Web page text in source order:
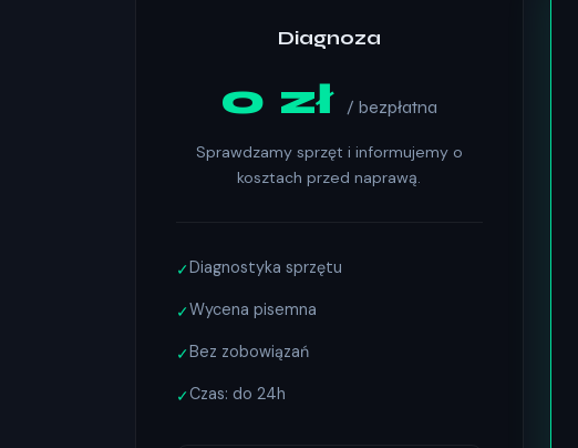
Diagnoza
0 zł/ bezpłatna
Sprawdzamy sprzęt i informujemy o
kosztach przed naprawą.
✓Diagnostyka sprzętu
✓Wycena pisemna
✓Bez zobowiązań
✓Czas: do 24h